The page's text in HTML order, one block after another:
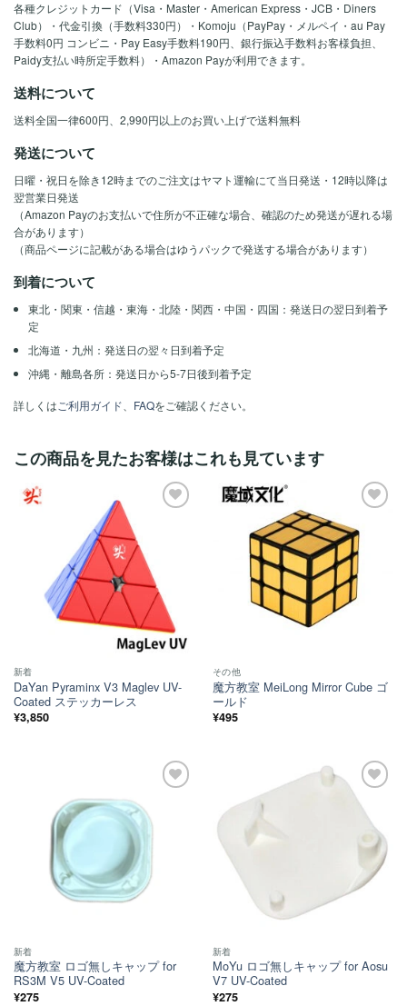
各種クレジットカード（Visa・Master・American Express・JCB・Diners
Club）・代金引換（手数料330円）・Komoju（PayPay・メルペイ・au Pay
手数料0円 コンビニ・Pay Easy手数料190円、銀行振込手数料お客様負担、
Paidy支払い時所定手数料）・Amazon Payが利用できます。
送料について
送料全国一律600円、2,990円以上のお買い上げで送料無料
発送について
日曜・祝日を除き12時までのご注文はヤマト運輸にて当日発送・12時以降は
翌営業日発送
（Amazon Payのお支払いで住所が不正確な場合、確認のため発送が遅れる場
合があります）
（商品ページに記載がある場合はゆうパックで発送する場合があります）
到着について
東北・関東・信越・東海・北陸・関西・中国・四国：発送日の翌日到着予
定
北海道・九州：発送日の翌々日到着予定
沖縄・離島各所：発送日から5-7日後到着予定
詳しくはご利用ガイド FAQをご確認ください。
この商品を見たお客様はこれも見ています
新着
DaYan Pyraminx V3 Maglev UV-
Coated ステッカーレス
¥3,850
その他
魔方教室 MeiLong Mirror Cube ゴ
ールド
¥495
新着
魔方教室 ロゴ無しキャップ for
RS3M V5 UV-Coated
¥275
い！
新着
MoYu ロゴ無しキャップ for Aosu
V7 UV-Coated
¥275